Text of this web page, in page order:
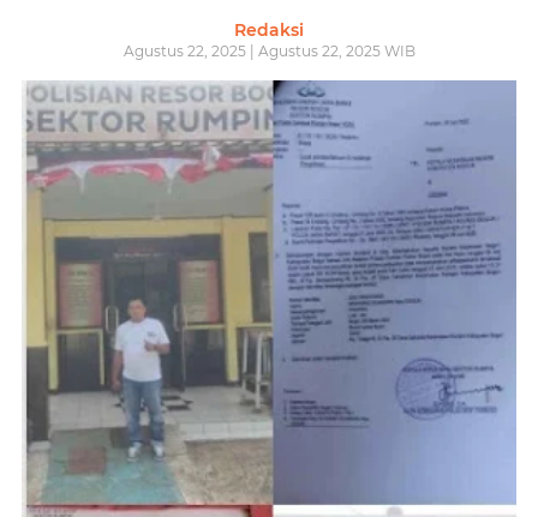
Redaksi
Agustus 22, 2025 | Agustus 22, 2025 WIB